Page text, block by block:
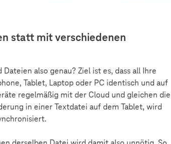
statt mit verschiedenen
also genau? Ziel ist es, dass all Ihre
Tablet, Laptop oder PC identisch und auf
regelmäßig mit der Cloud und gleichen die
in einer Textdatei auf dem Tablet, wird